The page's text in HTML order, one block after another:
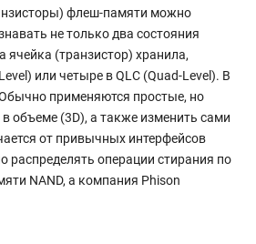
флеш-памяти можно
не только два состояния
ячейка (транзистор) хранила,
или четыре в QLC (Quad-Level). В
применяются простые, но
объеме (3D), а также изменить сами
от привычных интерфейсов
распределять операции стирания по
NAND, а компания Phison